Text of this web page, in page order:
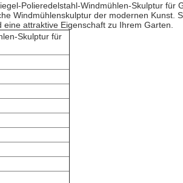
Polieredelstahl-Windmühlen-Skulptur für
Windmühlenskulptur der modernen
attraktive Eigenschaft zu Ihrem Garten.
Skulptur für